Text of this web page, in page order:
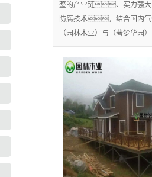
整的产业链、实力强大
防腐技术，结合国内气
（园林木业）与（著梦华